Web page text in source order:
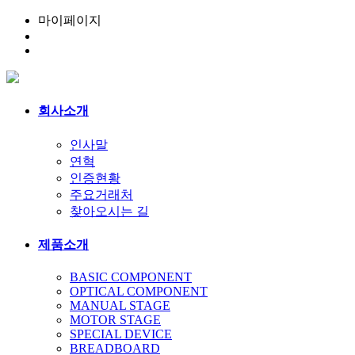
마이페이지
회사소개
인사말
연혁
인증현황
주요거래처
찾아오시는 길
제품소개
BASIC COMPONENT
OPTICAL COMPONENT
MANUAL STAGE
MOTOR STAGE
SPECIAL DEVICE
BREADBOARD